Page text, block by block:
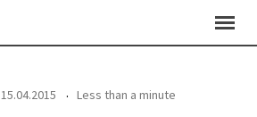
15.04.2015 Less than a minute